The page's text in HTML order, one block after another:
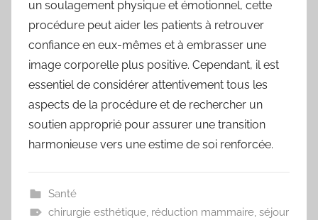
un soulagement physique et émotionnel, cette
procédure peut aider les patients à retrouver
confiance en eux-mêmes et à embrasser une
image corporelle plus positive. Cependant, il est
essentiel de considérer attentivement tous les
aspects de la procédure et de rechercher un
soutien approprié pour assurer une transition
harmonieuse vers une estime de soi renforcée.
Santé
chirurgie esthétique, réduction mammaire, séjour